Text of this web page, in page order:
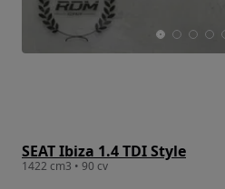
SEAT Ibiza 1.4 TDI Style
1422 cm3 • 90 cv